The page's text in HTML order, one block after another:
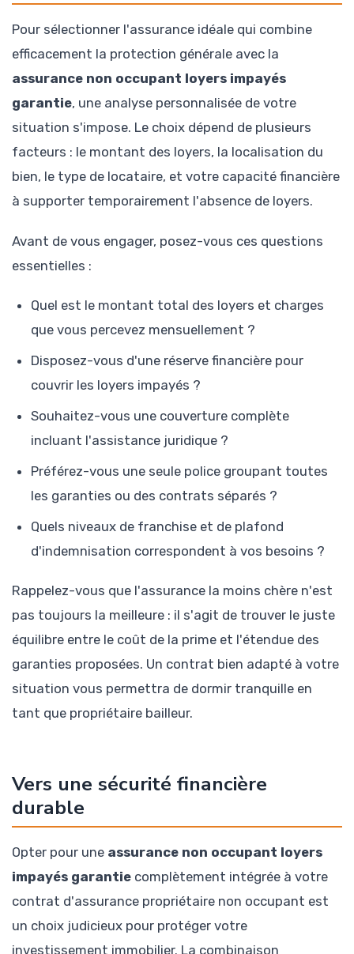
Pour sélectionner l'assurance idéale qui combine
efficacement la protection générale avec la
assurance non occupant loyers impayés
garantie, une analyse personnalisée de votre
situation s'impose. Le choix dépend de plusieurs
facteurs : le montant des loyers, la localisation du
bien, le type de locataire, et votre capacité financière
à supporter temporairement l'absence de loyers.
Avant de vous engager, posez-vous ces questions
essentielles :
Quel est le montant total des loyers et charges
que vous percevez mensuellement ?
Disposez-vous d'une réserve financière pour
couvrir les loyers impayés ?
Souhaitez-vous une couverture complète
incluant l'assistance juridique ?
Préférez-vous une seule police groupant toutes
les garanties ou des contrats séparés ?
Quels niveaux de franchise et de plafond
d'indemnisation correspondent à vos besoins ?
Rappelez-vous que l'assurance la moins chère n'est
pas toujours la meilleure : il s'agit de trouver le juste
équilibre entre le coût de la prime et l'étendue des
garanties proposées. Un contrat bien adapté à votre
situation vous permettra de dormir tranquille en
tant que propriétaire bailleur.
Vers une sécurité financière
durable
Opter pour une assurance non occupant loyers
impayés garantie complètement intégrée à votre
contrat d'assurance propriétaire non occupant est
un choix judicieux pour protéger votre
investissement immobilier. La combinaison